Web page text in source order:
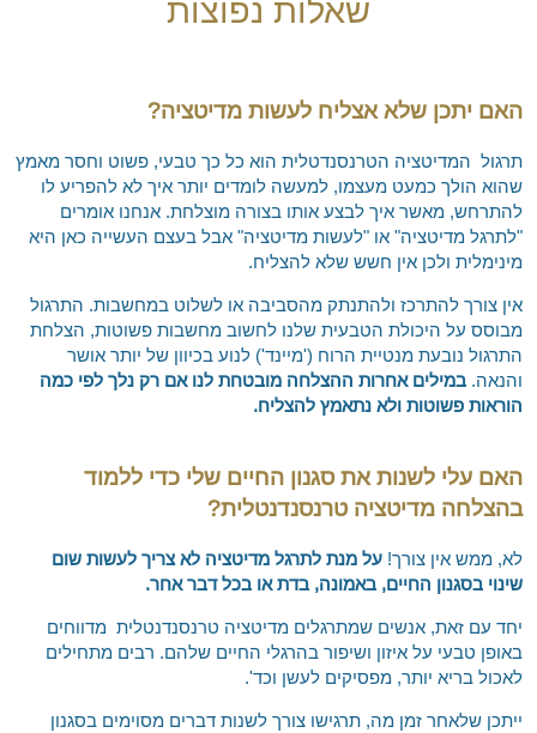
המלצה לספר – העוצמה שבשקט
שאלות נפוצות
לימוד מדיטציה טרנסנדנטלית בארגונים
מלגה ללימוד נפגעי מלחמת "חרבות ברזל"
חדרה, פרדס חנה וחוף הכרמל
הוד השרון
רחובות וראשל"צ
מודיעין
קריית אונו ופתח תקווה
כרמיאל ומשגב
טבעון והעמקים
טבריה ועמק הירדן
אשדוד, אשקלון ונגב מערבי
באר שבע והדרום
השומרון
מפורסמים מרחבי העולם
RU
'סגור תפריט'
שאלות נפוצות
האם יתכן שלא אצליח לעשות מדיטציה?
תרגול המדיטציה הטרנסנדטלית הוא כל כך טבעי, פשוט וחסר מאמץ
שהוא הולך כמעט מעצמו, למעשה לומדים יותר איך לא להפריע לו
להתרחש, מאשר איך לבצע אותו בצורה מוצלחת. אנחנו אומרים
"לתרגל מדיטציה" או "לעשות מדיטציה" אבל בעצם העשייה כאן היא
מינימלית ולכן אין חשש שלא להצליח.
אין צורך להתרכז ולהתנתק מהסביבה או לשלוט במחשבות. התרגול
מבוסס על היכולת הטבעית שלנו לחשוב מחשבות פשוטות, הצלחת
התרגול נובעת מנטיית הרוח ('מיינד') לנוע בכיוון של יותר אושר
והנאה. במילים אחרות ההצלחה מובטחת לנו אם רק נלך לפי כמה
הוראות פשוטות ולא נתאמץ להצליח.
האם עלי לשנות את סגנון החיים שלי כדי ללמוד
בהצלחה מדיטציה טרנסנדנטלית?
לא, ממש אין צורך! על מנת לתרגל מדיטציה לא צריך לעשות שום
שינוי בסגנון החיים, באמונה, בדת או בכל דבר אחר.
יחד עם זאת, אנשים שמתרגלים מדיטציה טרנסנדנטלית מדווחים
באופן טבעי על איזון ושיפור בהרגלי החיים שלהם. רבים מתחילים
לאכול בריא יותר, מפסיקים לעשן וכד'.
ייתכן שלאחר זמן מה, תרגישו צורך לשנות דברים מסוימים בסגנון